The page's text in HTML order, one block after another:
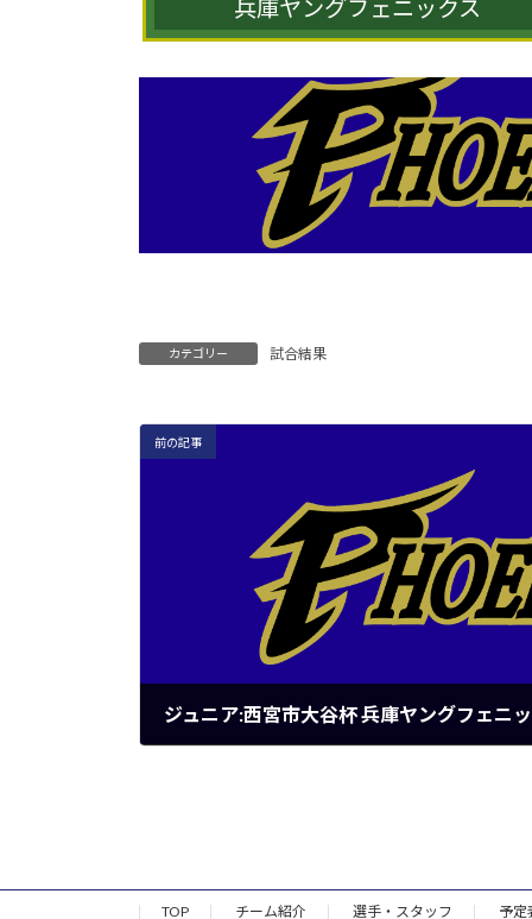
兵庫ヤングフェニックス
カテゴリー 試合結果
前の記事
ジュニア:西宮市大谷杯 兵庫ヤングフェニ
TOP チーム紹介 選手・スタッフ 予定